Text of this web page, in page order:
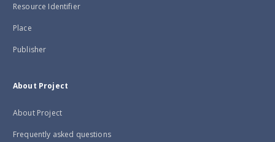
Resource Identifier
Place
Publisher
About Project
About Project
Frequently asked questions